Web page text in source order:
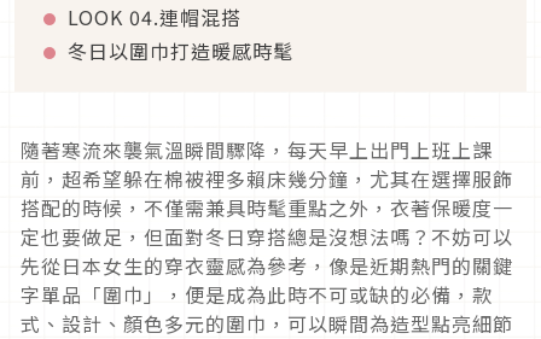
LOOK 04.連帽混搭
冬日以圍巾打造暖感時髦
隨著寒流來襲氣溫瞬間驟降，每天早上出門上班上課
前，超希望躲在棉被裡多賴床幾分鐘，尤其在選擇服飾
搭配的時候，不僅需兼具時髦重點之外，衣著保暖度一
定也要做足，但面對冬日穿搭總是沒想法嗎？不妨可以
先從日本女生的穿衣靈感為參考，像是近期熱門的關鍵
字單品「圍巾」，便是成為此時不可或缺的必備，款
式、設計、顏色多元的圍巾，可以瞬間為造型點亮細節